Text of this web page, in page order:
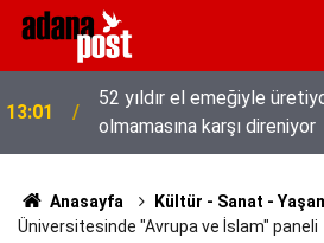
13:01
52 yıldır el emeğiyle
olmamasına karşı direniyor
Anasayfa Kültür - Sanat -
Üniversitesinde "Avrupa ve İslam" paneli